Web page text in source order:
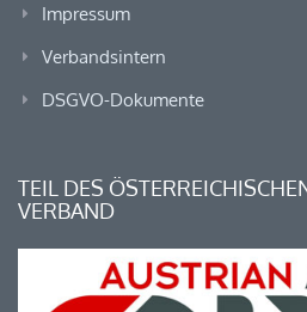
Impressum
Verbandsintern
DSGVO-Dokumente
TEIL DES
VERBAND